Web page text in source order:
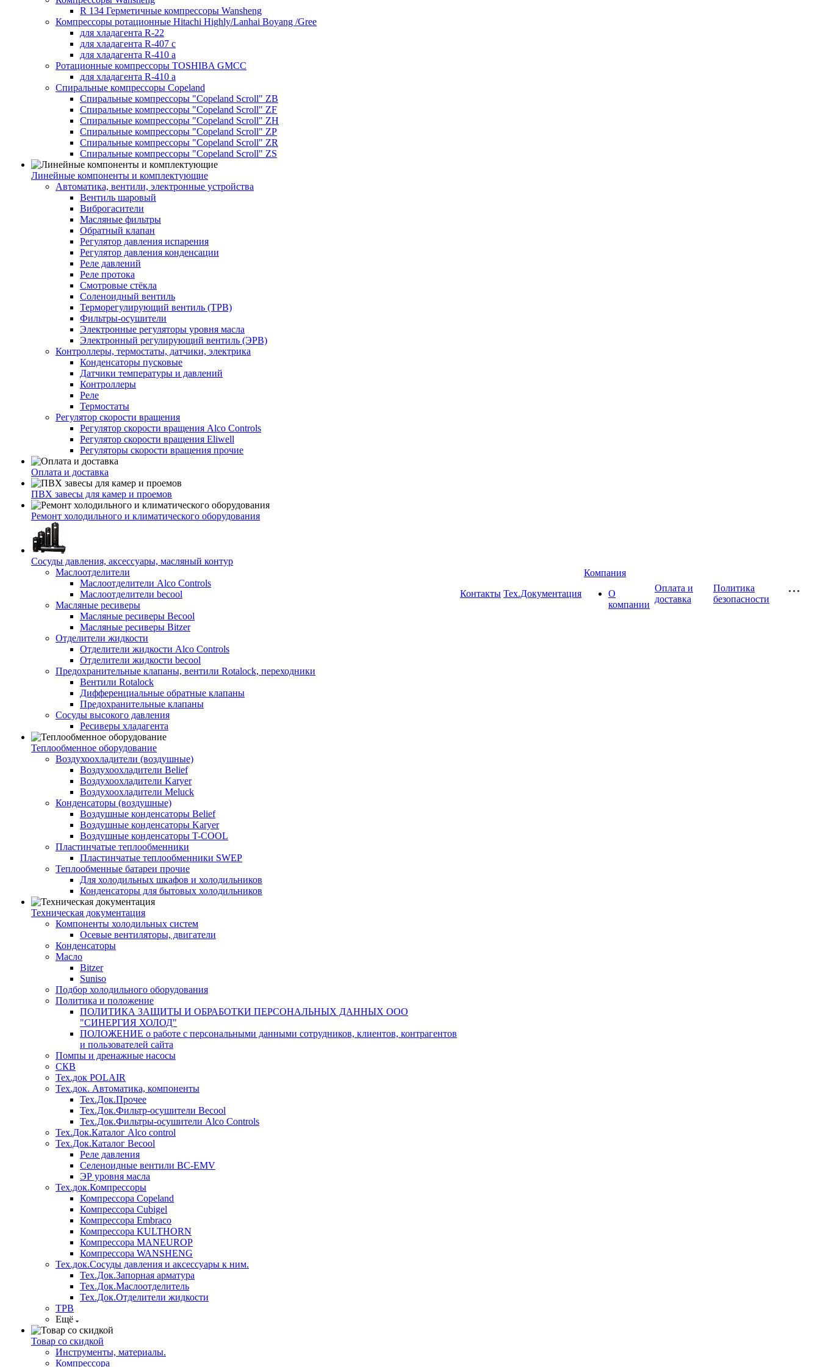
R 134 Герметичные компрессоры Wansheng
Компрессоры ротационные Hitachi Highly/Lanhai Boyang /Gree
для хладагента R-22
для хладагента R-407 с
для хладагента R-410 а
Ротационные компрессоры TOSHIBA GMCC
для хладагента R-410 а
Спиральные компрессоры Copeland
Спиральные компрессоры "Copeland Scroll" ZB
Спиральные компрессоры "Copeland Scroll" ZF
Спиральные компрессоры "Copeland Scroll" ZH
Спиральные компрессоры "Copeland Scroll" ZP
Спиральные компрессоры "Copeland Scroll" ZR
Спиральные компрессоры "Copeland Scroll" ZS
Линейные компоненты и комплектующие
Автоматика, вентили, электронные устройства
Вентиль шаровый
Виброгасители
Масляные фильтры
Обратный клапан
Регулятор давления испарения
Регулятор давления конденсации
Реле давлений
Реле протока
Смотровые стёкла
Соленоидный вентиль
Терморегулирующий вентиль (ТРВ)
Фильтры-осушители
Электронные регуляторы уровня масла
Электронный регулирующий вентиль (ЭРВ)
Контроллеры, термостаты, датчики, электрика
Конденсаторы пусковые
Датчики температуры и давлений
Контроллеры
Реле
Термостаты
Регулятор скорости вращения
Регулятор скорости вращения Alco Controls
Регулятор скорости вращения Eliwell
Регуляторы скорости вращения прочие
Оплата и доставка
ПВХ завесы для камер и проемов
Ремонт холодильного и климатического оборудования
Сосуды давления, аксессуары, масляный контур
Маслоотделители
Маслоотделители Alco Controls
Маслоотделители becool
Масляные ресиверы
Масляные ресиверы Becool
Масляные ресиверы Bitzer
Отделители жидкости
Отделители жидкости Alco Controls
Отделители жидкости becool
Предохранительные клапаны, вентили Rotalock, переходники
Вентили Rotalock
Дифференциальные обратные клапаны
Предохранительные клапаны
Сосуды высокого давления
Ресиверы хладагента
Теплообменное оборудование
Воздухоохладители (воздушные)
Воздухоохладители Belief
Воздухоохладители Karyer
Воздухоохладители Meluck
Конденсаторы (воздушные)
Воздушные конденсаторы Belief
Воздушные конденсаторы Karyer
Воздушные конденсаторы T-COOL
Пластинчатые теплообменники
Пластинчатые теплообменники SWEP
Теплообменные батареи прочие
Для холодильных шкафов и холодильников
Конденсаторы для бытовых холодильников
Техническая документация
Компоненты холодильных систем
Осевые вентиляторы, двигатели
Конденсаторы
Масло
Bitzer
Suniso
Подбор холодильного оборудования
Политика и положение
ПОЛИТИКА ЗАЩИТЫ И ОБРАБОТКИ ПЕРСОНАЛЬНЫХ ДАННЫХ ООО
"СИНЕРГИЯ ХОЛОД"
ПОЛОЖЕНИЕ о работе с персональными данными сотрудников, клиентов, контрагентов
и пользователей сайта
Помпы и дренажные насосы
СКВ
Тех.док POLAIR
Тех.док. Автоматика, компоненты
Тех.Док.Прочее
Тех.Док.Фильтр-осушители Becool
Тех.Док.Фильтры-осушители Alco Controls
Тех.Док.Каталог Alco control
Тех.Док.Каталог Becool
Реле давления
Селеноидные вентили BC-EMV
ЭР уровня масла
Тех.док.Компрессоры
Компрессора Copeland
Компрессора Cubigel
Компрессора Embraco
Компрессора KULTHORN
Компрессора MANEUROP
Компрессора WANSHENG
Тех.док.Сосуды давления и аксессуары к ним.
Тех.Док.Запорная арматура
Тех.Док.Маслоотделитель
Тех.Док.Отделители жидкости
ТРВ
Ещё
Товар со скидкой
Инструменты, материалы.
Компрессора
Контакты Тех.Документация
Компания
О
компании
Оплата и
доставка
Политика
безопасности